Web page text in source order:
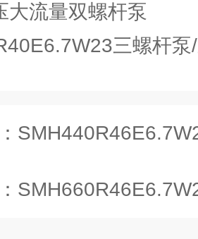
大流量双螺杆泵
三螺杆泵